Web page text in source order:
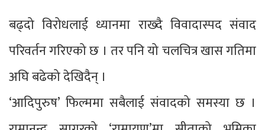
बढ्दो विरोधलाई ध्यानमा राख्दै विवादास्पद संवाद
परिवर्तन गरिएको छ । तर पनि यो चलचित्र खास गतिमा
अघि बढेको देखिदैन् ।
‘आदिपुरुष’ फिल्ममा सबैलाई संवादको समस्या छ ।